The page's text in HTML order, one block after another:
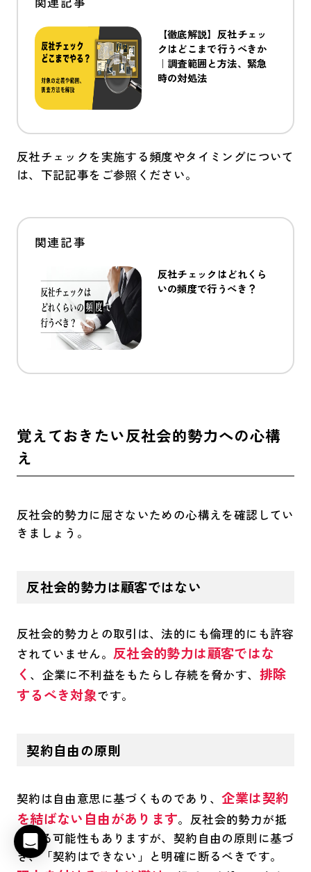
【徹底解説】反社チェッ
クはどこまで行うべきか
｜調査範囲と方法、緊急
時の対処法
反社チェックを実施する頻度やタイミングについて
は、下記記事をご参照ください。
反社チェックはどれくら
いの頻度で行うべき？
覚えておきたい反社会的勢力への心構
え
反社会的勢力に屈さないための心構えを確認してい
きましょう。
反社会的勢力は顧客ではない
反社会的勢力との取引は、法的にも倫理的にも許容
されていません。 反社会的勢力は顧客ではな
く 、企業に不利益をもたらし存続を脅かす、 排除
するべき対象です。
契約自由の原則
契約は自由意思に基づくものであり、企業は契約
を結ばない自由があります。反社会的勢力が抵
抗する可能性もありますが、契約自由の原則に基づ
き、「契約はできない」と明確に断るべきです。